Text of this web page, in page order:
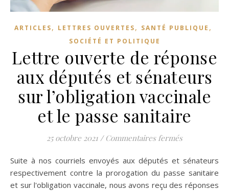
ARTICLES, LETTRES OUVERTES, SANTÉ PUBLIQUE ,
SOCIÉTÉ ET POLITIQUE
Lettre ouverte de réponse
aux députés et sénateurs
sur l’obligation vaccinale
et le passe sanitaire
25 octobre 2021 / Commentaires ferméssur Lettre
Suite à nos courriels envoyés aux députés et sénateurs
respectivement contre la prorogation du passe sanitaire
et sur l'obligation vaccinale, nous avons reçu des réponses